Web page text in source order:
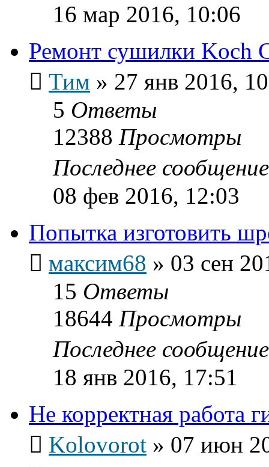
16 мар 2016, 10:06
Ремонт сушилки Koch
Тим » 27 янв 2016,
5 Ответы
12388 Просмотры
Последнее
08 фев 2016, 12:03
Попытка изготовить
максим68 » 03 сен
15 Ответы
18644 Просмотры
Последнее
18 янв 2016, 17:51
Не корректная работа
Kolovorot » 07 июн